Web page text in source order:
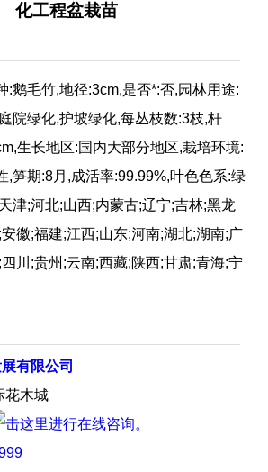
化工程盆栽苗
:鹅毛竹,地径:3cm,是否*:否,园林用途:
院绿化,护坡绿化,每丛枝数:3枝,杆
生长地区:国内大部分地区,栽培环境:
,笋期:8月,成活率:99.99%,叶色色系:绿
津;河北;山西;内蒙古;辽宁;吉林;黑龙
徽;福建;江西;山东;河南;湖北;湖南;广
川;贵州;云南;西藏;陕西;甘肃;青海;宁
有限公司
花木城